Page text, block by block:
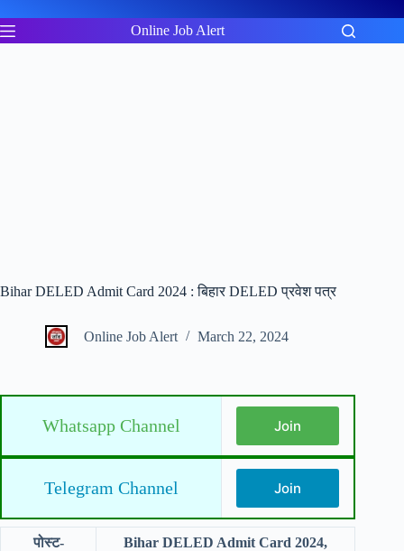
to
content
Online Job Alert
Bihar DELED Admit Card 2024 : बिहार DELED प्रवेश पत्र
Online Job Alert March 22, 2024
Whatsapp Channel Join
Telegram Channel Join
पोस्ट- Bihar DELED Admit Card 2024,